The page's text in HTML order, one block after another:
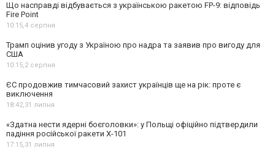
Що насправді відбувається з українською ракетою FP-9: відповідь
Fire Point
10:15,4 серпня
Трамп оцінив угоду з Україною про надра та заявив про вигоду для
США
10:15,2 серпня
ЄС продовжив тимчасовий захист українців ще на рік: проте є
виключення
18:42,31 липня
«Здатна нести ядерні боєголовки»: у Польщі офіційно підтвердили
падіння російської ракети Х-101
17:15,31 липня